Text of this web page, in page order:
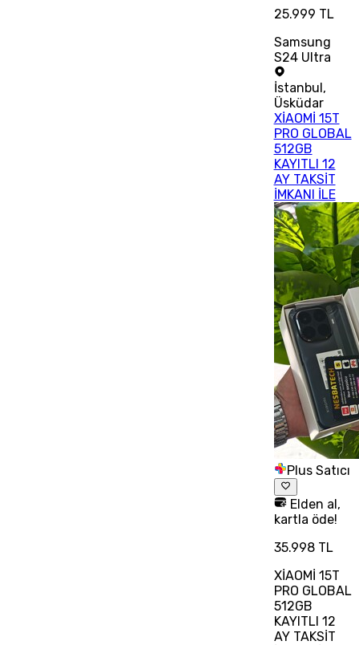
25.999 TL
Samsung
S24 Ultra
İstanbul,
Üsküdar
XİAOMİ 15T
PRO GLOBAL
512GB
KAYITLI 12
AY TAKSİT
İMKANI İLE
Plus Satıcı
Elden al,
kartla öde!
35.998 TL
XİAOMİ 15T
PRO GLOBAL
512GB
KAYITLI 12
AY TAKSİT